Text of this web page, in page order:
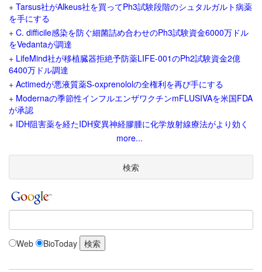
+ Tarsus社がAlkeus社を買ってPh3試験段階のシュタルガルト病薬
を手にする
+ C. difficile感染を防ぐ細菌詰め合わせのPh3試験資金6000万ドル
をVedantaが調達
+ LifeMind社が移植臓器拒絶予防薬LIFE-001のPh2試験資金2億
6400万ドル調達
+ Actimedが悪液質薬S-oxprenololの全権利を再び手にする
+ Modernaの季節性インフルエンザワクチンmFLUSIVAを米国FDA
が承認
+ IDH阻害薬を経たIDH変異神経膠腫に化学放射線療法がより効く
more...
検索
Web BioToday